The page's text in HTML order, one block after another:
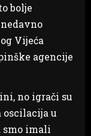
bolje
Vijeća
agencije
no igrači su
oscilacija u
smo imali